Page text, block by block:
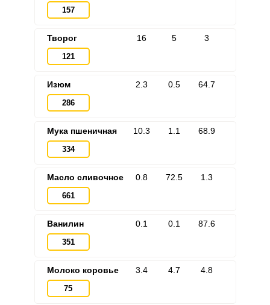
157
Творог
121
16 5 3
Изюм
286
2.3 0.5 64.7
Мука пшеничная
334
10.3 1.1 68.9
Масло сливочное
661
0.8 72.5 1.3
Ванилин
351
0.1 0.1 87.6
Молоко коровье
75
3.4 4.7 4.8